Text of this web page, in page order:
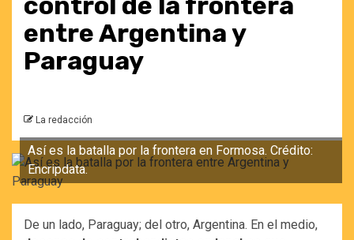
entre Argentina y
Paraguay
La redacción
Así es la batalla por la frontera en Formosa. Crédito:
Encripdata.
De un lado, Paraguay; del otro, Argentina. En el medio,